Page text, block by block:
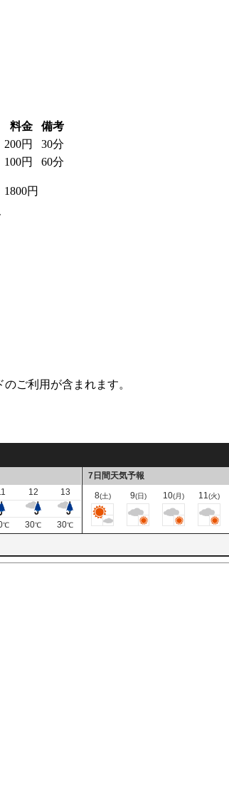
料金 備考
200円
30分
100円 60分
1800円
ご利用が含まれます。
12 13
℃ 30℃ 30℃
7日間天気予報
8(土) 9(日) 10(月) 11(火)